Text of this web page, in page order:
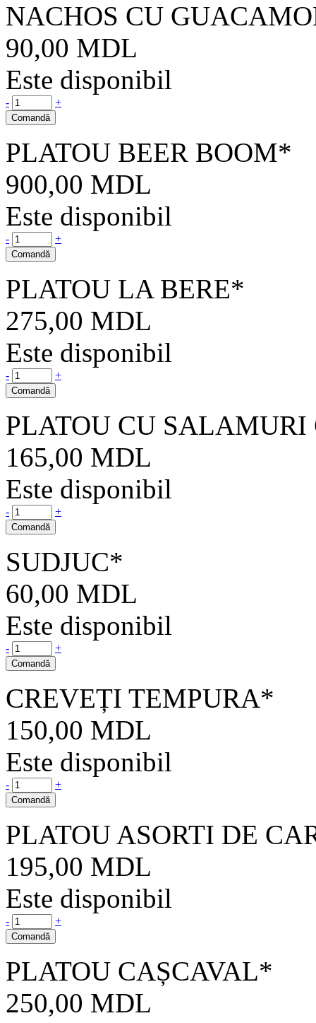
NACHOS CU
90,00 MDL
Este disponibil
- +
Comandă
PLATOU BEER BOOM*
900,00 MDL
Este disponibil
- +
Comandă
PLATOU LA BERE*
275,00 MDL
Este disponibil
- +
Comandă
PLATOU CU
165,00 MDL
Este disponibil
- +
Comandă
SUDJUC*
60,00 MDL
Este disponibil
- +
Comandă
CREVEȚI TEMPURA*
150,00 MDL
Este disponibil
- +
Comandă
PLATOU ASORTI DE
195,00 MDL
Este disponibil
- +
Comandă
PLATOU CAȘCAVAL*
250,00 MDL